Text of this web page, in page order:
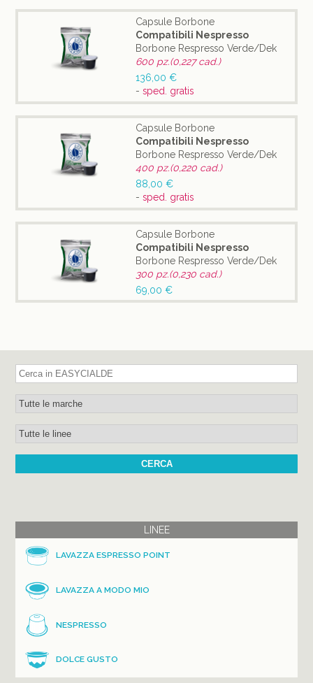
Capsule Borbone
Compatibili Nespresso
Borbone Respresso Verde/Dek
600 pz.(0,227 cad.)
136,00 €
- sped. gratis
Capsule Borbone
Compatibili Nespresso
Borbone Respresso Verde/Dek
400 pz.(0,220 cad.)
88,00 €
- sped. gratis
Capsule Borbone
Compatibili Nespresso
Borbone Respresso Verde/Dek
300 pz.(0,230 cad.)
69,00 €
LINEE
LAVAZZA ESPRESSO POINT
LAVAZZA A MODO MIO
NESPRESSO
DOLCE GUSTO